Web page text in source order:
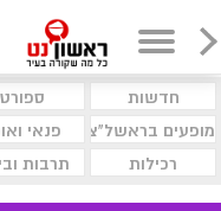
חדשות ספורט
מופעים בראשל"צ
פנאי
רכילות
תרבות